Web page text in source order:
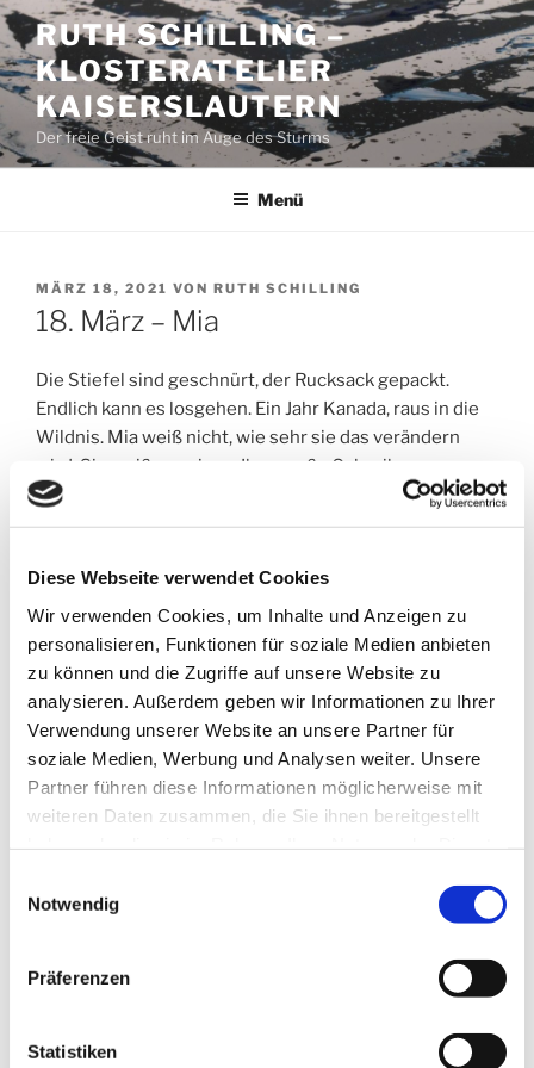
Diese Webseite verwendet Cookies
Wir verwenden Cookies, um Inhalte und Anzeigen zu
personalisieren, Funktionen für soziale Medien anbieten
zu können und die Zugriffe auf unsere Website zu
analysieren. Außerdem geben wir Informationen zu Ihrer
Verwendung unserer Website an unsere Partner für
soziale Medien, Werbung und Analysen weiter. Unsere
Partner führen diese Informationen möglicherweise mit
weiteren Daten zusammen, die Sie ihnen bereitgestellt
Notwendig
Präferenzen
Statistiken
Zum
Inhalt
springen
RUTH SCHILLING –
KLOSTERATELIER
KAISERSLAUTERN
Der freie Geist ruht im Auge des Sturms
Menü
VERÖFFENTLICHT
AM
MÄRZ 18, 2021 VON RUTH SCHILLING
18. März – Mia
Die Stiefel sind geschnürt, der Rucksack gepackt.
Endlich kann es losgehen. Ein Jahr Kanada, raus in die
Wildnis. Mia weiß nicht, wie sehr sie das verändern
wird. Sie weiß nur eines: Ihre große Gabe, ihre
sirenenhafte Stimme wird sie auch dort gebrauchen
können.
im Haus ihrer Eltern. Sie weiß, dass sie niemals mehr
dorthin zurückkehren wird. Ein bisschen wehmütig
wird ihr schon ums Herz.
Aber da lockt doch viel zu sehr das Neue, das
Unbekannte. Mia schultert ihren Rucksack und geht die
Treppe hinab. Ihre Eltern stehen im Flur.
Ein letztes Lebewohl, natürlich weinen jetzt doch alle.
wartet, dass sie zum Flughafen bringt. Ihren großen
Rucksack wirft sie in den Kofferraum, steigt ein, winkt
Ein dickes Grinsen breitet sich über Mias Gesicht aus.